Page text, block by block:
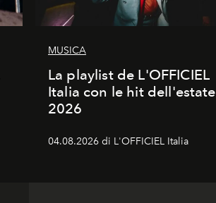
MUSICA
La playlist de L'OFFICIEL
Italia con le hit dell'estate
2026
04.08.2026 di L'OFFICIEL Italia